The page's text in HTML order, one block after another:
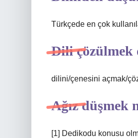
Türkçede en çok
Dili çözülmek
dilini/çenesini açmak/
Ağız düşmek
[1] Dedikodu konusu